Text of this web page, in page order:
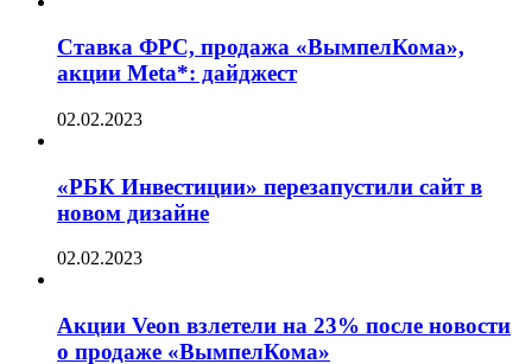
Ставка ФРС, продажа «ВымпелКома»,
акции Meta*: дайджест
02.02.2023
«РБК Инвестиции» перезапустили сайт в
новом дизайне
02.02.2023
Акции Veon взлетели на 23% после новости
о продаже «ВымпелКома»